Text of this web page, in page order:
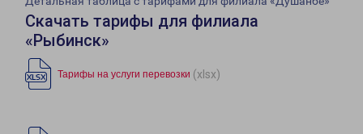
Скачать тарифы для филиала
«Рыбинск»
Тарифы на услуги перевозки (xlsx)